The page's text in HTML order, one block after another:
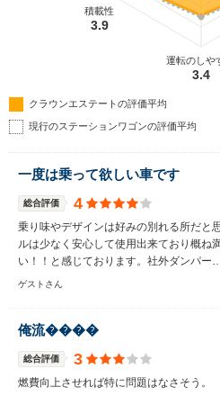
運転のしや
3.4
積載性
3.9
クラウンエステートの評価平均
現行のステーションワゴンの評価平均
一度は乗って欲しい車です
総合評価 4
乗り味やデザインは好みの別れる所だと
ルは少なく安心して使用出来ており概ね
い！！と感じております。社外ダンパー
ゲストさん
俺流����
総合評価 3
燃費向上させれば特に問題はなさそう。